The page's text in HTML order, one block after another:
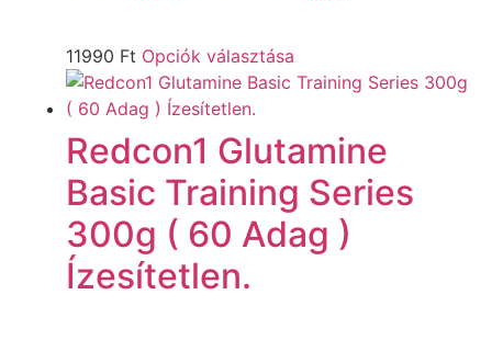
11990 Ft Opciók választása
Redcon1 Glutamine
Basic Training Series
300g ( 60 Adag )
Ízesítetlen.